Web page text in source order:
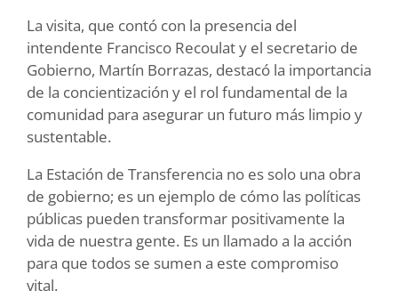
La visita, que contó con la presencia del
intendente Francisco Recoulat y el secretario de
Gobierno, Martín Borrazas, destacó la importancia
de la concientización y el rol fundamental de la
comunidad para asegurar un futuro más limpio y
sustentable.
La Estación de Transferencia no es solo una obra
de gobierno; es un ejemplo de cómo las políticas
públicas pueden transformar positivamente la
vida de nuestra gente. Es un llamado a la acción
para que todos se sumen a este compromiso
vital.